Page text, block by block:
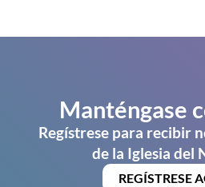
Manténgase
Regístrese para recibir
de la Iglesia del
REGÍSTRESE